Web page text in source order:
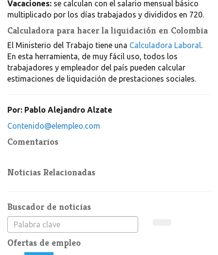
Vacaciones: se calculan con el salario mensual básico
multiplicado por los días trabajados y divididos en 720.
Calculadora para hacer la liquidación en Colombia
El Ministerio del Trabajo tiene una Calculadora Laboral.
En esta herramienta, de muy fácil uso, todos los
trabajadores y empleador del país pueden calcular
estimaciones de liquidación de prestaciones sociales.
Por: Pablo Alejandro Alzate
Contenido@elempleo.com
Comentarios
Noticias Relacionadas
Buscador de noticias
Ofertas de empleo